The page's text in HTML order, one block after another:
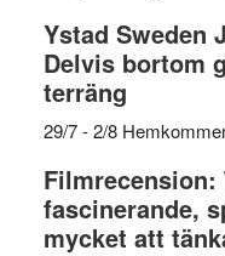
Ystad Sweden
Delvis bortom
terräng
29/7 - 2/8
Filmrecension:
fascinerande,
mycket att